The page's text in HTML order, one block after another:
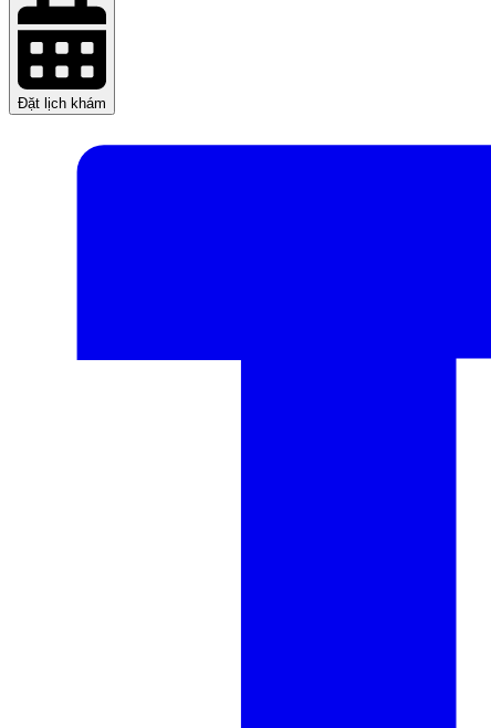
Đặt lịch khám